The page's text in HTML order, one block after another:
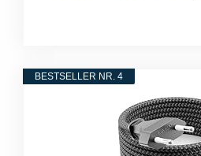
BESTSELLER NR. 4